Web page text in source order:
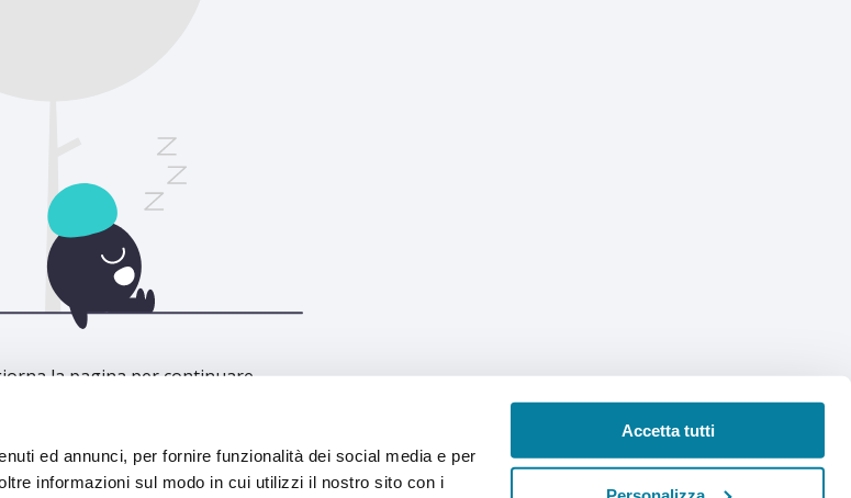
ed annunci, per fornire funzionalità dei social media e per
informazioni sul modo in cui utilizzi il nostro sito con i
Accetta tutti
la pagina per continuare.
Aggiorna